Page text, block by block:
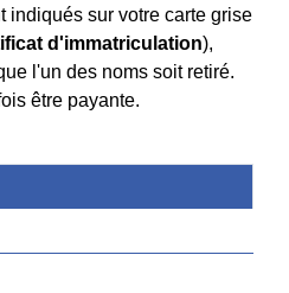
indiqués sur votre carte grise
d'immatriculation),
l'un des noms soit retiré.
être payante.